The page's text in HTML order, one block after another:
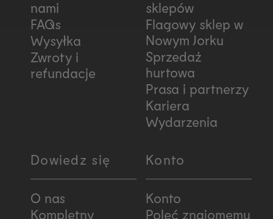
nami
FAQs
Wysyłka
Zwroty i
refundacje
sklepów
Flagowy sklep w
Nowym Jorku
Sprzedaż
hurtowa
Prasa i partnerzy
Kariera
Wydarzenia
Dowiedz się
O nas
Kompletny
Konto
Konto
Poleć znajomemu